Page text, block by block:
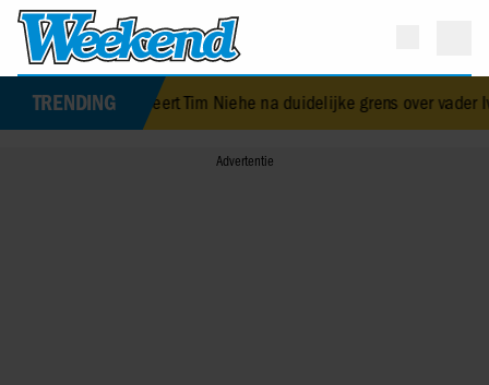
TRENDING
bekritiseert Tim Niehe na duidelijke grens over vader Ivo: ‘Een